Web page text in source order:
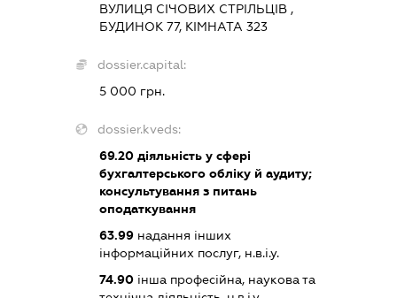
ВУЛИЦЯ СІЧОВИХ СТРІЛЬЦІВ ,
БУДИНОК 77, КІМНАТА 323
dossier.capital:
5 000 грн.
dossier.kveds:
69.20діяльність у сфері
бухгалтерського обліку й аудиту;
консультування з питань
оподаткування
63.99надання інших
інформаційних послуг, н.в.і.у.
74.90інша професійна, наукова та